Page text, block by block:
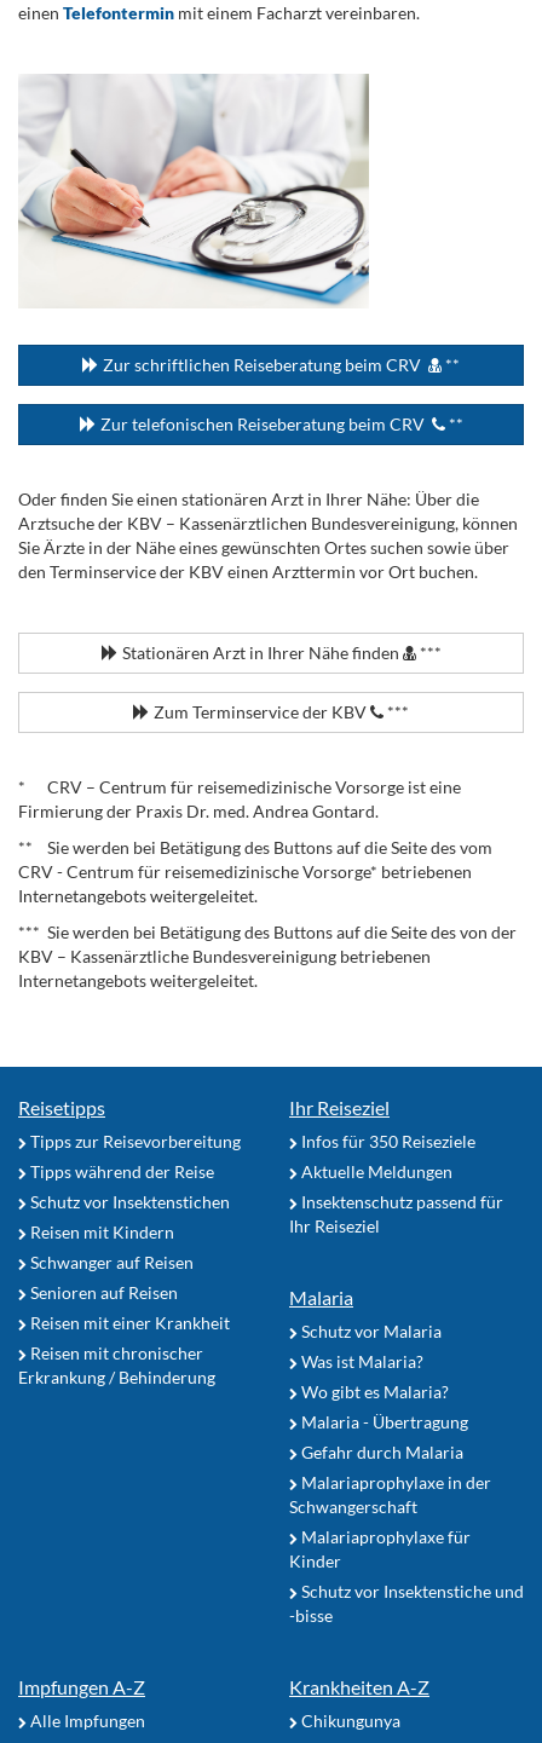
einen Telefontermin mit einem Facharzt vereinbaren.
Zur schriftlichen Reiseberatung beim CRV **
Zur telefonischen Reiseberatung beim CRV **
Oder finden Sie einen stationären Arzt in Ihrer Nähe: Über die
Arztsuche der KBV – Kassenärztlichen Bundesvereinigung, können
Sie Ärzte in der Nähe eines gewünschten Ortes suchen sowie über
den Terminservice der KBV einen Arzttermin vor Ort buchen.
Stationären Arzt in Ihrer Nähe finden ***
Zum Terminservice der KBV ***
* CRV – Centrum für reisemedizinische Vorsorge ist eine
Firmierung der Praxis Dr. med. Andrea Gontard.
** Sie werden bei Betätigung des Buttons auf die Seite des vom
CRV - Centrum für reisemedizinische Vorsorge* betriebenen
Internetangebots weitergeleitet.
*** Sie werden bei Betätigung des Buttons auf die Seite des von der
KBV – Kassenärztliche Bundesvereinigung betriebenen
Internetangebots weitergeleitet.
Reisetipps
Tipps zur Reisevorbereitung
Tipps während der Reise
Schutz vor Insektenstichen
Reisen mit Kindern
Schwanger auf Reisen
Senioren auf Reisen
Reisen mit einer Krankheit
Reisen mit chronischer
Erkrankung / Behinderung
Ihr Reiseziel
Infos für 350 Reiseziele
Aktuelle Meldungen
Insektenschutz passend für
Ihr Reiseziel
Malaria
Schutz vor Malaria
Was ist Malaria?
Wo gibt es Malaria?
Malaria - Übertragung
Gefahr durch Malaria
Malariaprophylaxe in der
Schwangerschaft
Malariaprophylaxe für
Kinder
Schutz vor Insektenstiche und
-bisse
Impfungen A-Z
Alle Impfungen
Krankheiten A-Z
Chikungunya